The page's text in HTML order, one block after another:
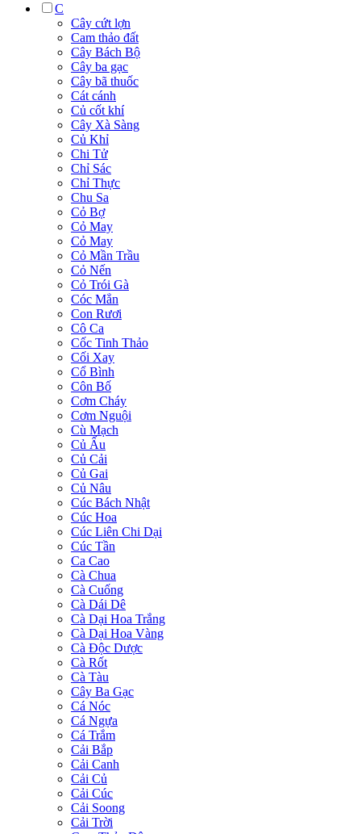
C
Cây cứt lợn
Cam thảo đất
Cây Bách Bộ
Cây ba gạc
Cây bã thuốc
Cát cánh
Củ cốt khí
Cây Xà Sàng
Củ Khỉ
Chi Tử
Chỉ Sác
Chỉ Thực
Chu Sa
Cỏ Bợ
Cỏ May
Cỏ May
Cỏ Mần Trầu
Cỏ Nến
Cỏ Trói Gà
Cóc Mẳn
Con Rươi
Cô Ca
Cốc Tinh Thảo
Cối Xay
Cổ Bình
Côn Bố
Cơm Cháy
Cơm Nguội
Cù Mạch
Củ Ấu
Củ Cải
Củ Gai
Củ Nâu
Cúc Bách Nhật
Cúc Hoa
Cúc Liên Chi Dại
Cúc Tần
Ca Cao
Cà Chua
Cà Cuống
Cà Dái Dê
Cà Dại Hoa Trắng
Cà Dại Hoa Vàng
Cà Độc Dược
Cà Rốt
Cà Tàu
Cây Ba Gạc
Cá Nóc
Cá Ngựa
Cá Trắm
Cải Bắp
Cải Canh
Cải Củ
Cải Cúc
Cải Soong
Cải Trời